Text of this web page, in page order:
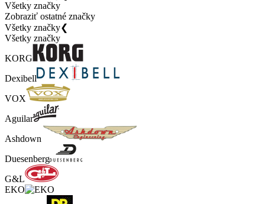
Všetky značky
Zobraziť ostatné značky
Všetky značky❮
Všetky značky
KORG
Dexibell
VOX
Aguilar
Ashdown
Duesenberg
G&L
EKO